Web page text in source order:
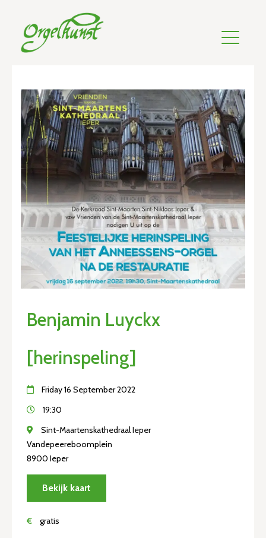
Benjamin Luyckx
[herinspeling]
Friday 16 September 2022
19:30
Sint-Maartenskathedraal Ieper
Vandepeereboomplein
8900 Ieper
Bekijk kaart
€ gratis